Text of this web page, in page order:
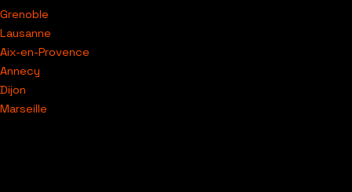
Grenoble
Lausanne
Aix-en-Provence
Annecy
Dijon
Marseille